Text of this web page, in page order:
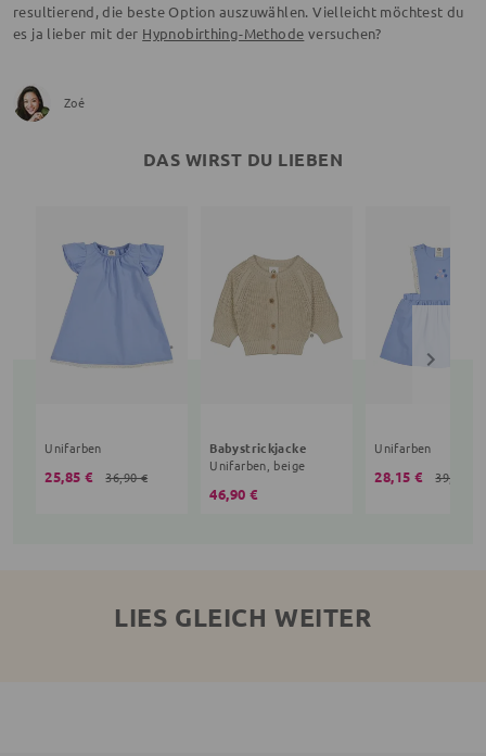
resultierend, die beste Option auszuwählen. Vielleicht möchtest du
es ja lieber mit der Hypnobirthing-Methode versuchen?
Zoé
DAS WIRST DU LIEBEN
Unifarben
25,85 € 36,90 €
Babystrickjacke
Unifarben, beige
46,90 €
Unifarben
28,15 € 39,90 €
LIES GLEICH WEITER